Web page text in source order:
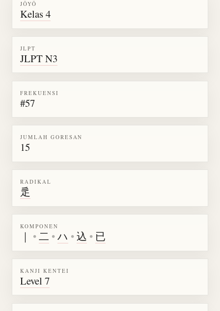
JŌYŌ
Kelas 4
JLPT
JLPT N3
FREKUENSI
#57
JUMLAH GORESAN
15
RADIKAL
辵
KOMPONEN
｜ •二 •ハ •込 • 已
KANJI KENTEI
Level 7